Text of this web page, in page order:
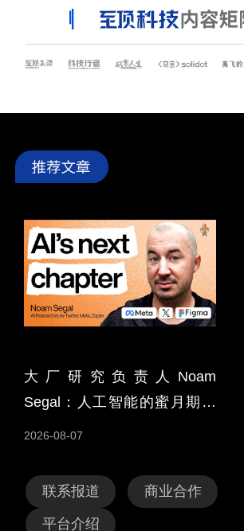
大厂研究负责人Noam
Segal：人工智能的蜜月期为
2026-08-07
联系报道 商业合作
平台介绍